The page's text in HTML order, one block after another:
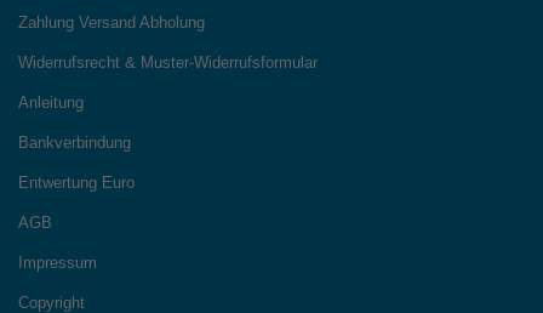
Zahlung Versand Abholung
Widerrufsrecht & Muster-Widerrufsformular
Anleitung
Bankverbindung
Entwertung Euro
AGB
Impressum
Copyright